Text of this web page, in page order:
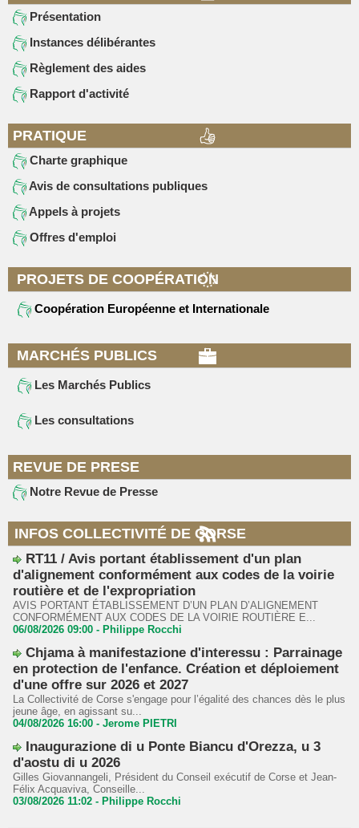
Présentation
Instances délibérantes
Règlement des aides
Rapport d'activité
PRATIQUE
Charte graphique
Avis de consultations publiques
Appels à projets
Offres d'emploi
PROJETS DE COOPÉRATION
Coopération Européenne et Internationale
MARCHÉS PUBLICS
Les Marchés Publics
Les consultations
REVUE DE PRESE
Notre Revue de Presse
INFOS COLLECTIVITÉ DE CORSE
RT11 / Avis portant établissement d'un plan
d'alignement conformément aux codes de la voirie
routière et de l'expropriation
AVIS PORTANT ÉTABLISSEMENT D’UN PLAN D’ALIGNEMENT
CONFORMÉMENT AUX CODES DE LA VOIRIE ROUTIÈRE E...
06/08/2026 09:00 - Philippe Rocchi
Chjama à manifestazione d'interessu : Parrainage
en protection de l'enfance. Création et déploiement
d'une offre sur 2026 et 2027
La Collectivité de Corse s'engage pour l’égalité des chances dès le plus
jeune âge, en agissant su...
04/08/2026 16:00 - Jerome PIETRI
Inaugurazione di u Ponte Biancu d'Orezza, u 3
d'aostu di u 2026
Gilles Giovannangeli, Président du Conseil exécutif de Corse et Jean-
Félix Acquaviva, Conseille...
03/08/2026 11:02 - Philippe Rocchi